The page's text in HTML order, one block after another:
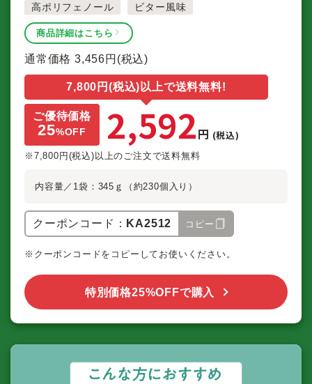
高ポリフェノール
ビター風味
商品詳細はこちら
通常価格 3,456円(税込)
7,800円(税込)以上で送料無料!
ご優待価格
25%OFF 2,592円 (税込)
※7,800円(税込)以上のご注文で送料無料
内容量／1袋：345ｇ（約230個入り）
クーポンコード： KA2512 コピー
※クーポンコードをコピーしてお使いください。
特別価格25%OFFで購入